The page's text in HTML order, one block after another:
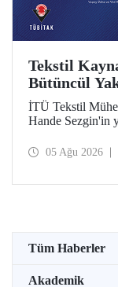
Tekstil
Bütüncül
Azaltım
TÜBİTAK
İTÜ Tekstil
Hande Sezgin'in
Koşullarına
05 Ağu 2026
Tüm Haberler
Akademik